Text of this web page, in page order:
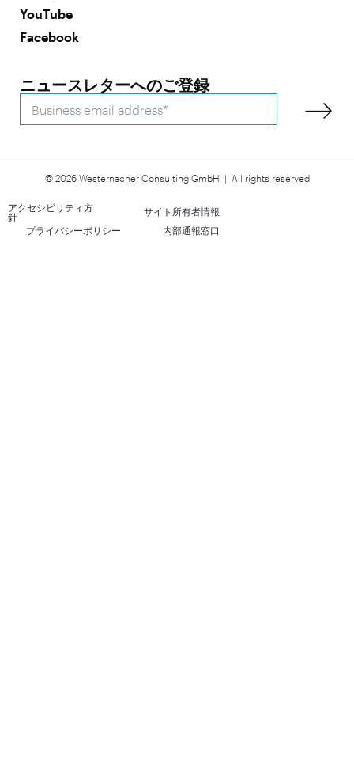
YouTube
Facebook
ニュースレターへのご登録
© 2026 Westernacher Consulting GmbH | All rights reserved
アクセシビリティ方
針
サイト所有者情報
プライバシーポリシー
内部通報窓口